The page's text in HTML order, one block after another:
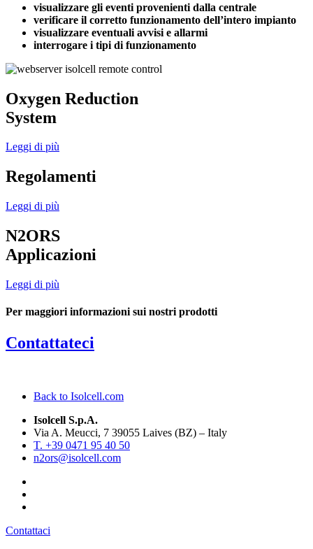
visualizzare gli eventi provenienti dalla centrale
verificare il corretto funzionamento dell’intero impianto
visualizzare eventuali avvisi e allarmi
interrogare i tipi di funzionamento
Oxygen Reduction
System
Leggi di più
Regolamenti
Leggi di più
N2ORS
Applicazioni
Leggi di più
Per maggiori informazioni sui nostri prodotti
Contattateci
Back to Isolcell.com
Isolcell S.p.A.
Via A. Meucci, 7 39055 Laives (BZ) – Italy
T. +39 0471 95 40 50
n2ors@isolcell.com
Contattaci